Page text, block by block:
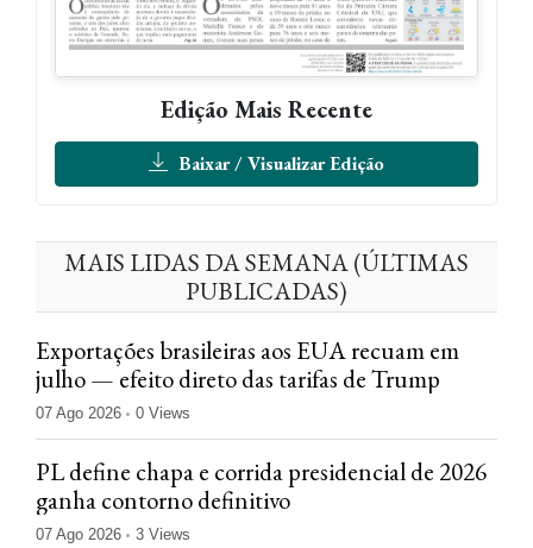
Edição Mais Recente
Baixar / Visualizar Edição
MAIS LIDAS DA SEMANA (ÚLTIMAS
PUBLICADAS)
Exportações brasileiras aos EUA recuam em
julho — efeito direto das tarifas de Trump
07 Ago 2026 0 Views
PL define chapa e corrida presidencial de 2026
ganha contorno definitivo
07 Ago 2026 3 Views